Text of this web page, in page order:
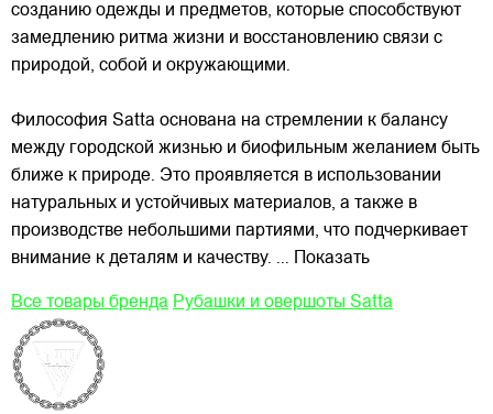
созданию одежды и предметов, которые способствуют
замедлению ритма жизни и восстановлению связи с
природой, собой и окружающими.
Философия Satta основана на стремлении к балансу
между городской жизнью и биофильным желанием быть
ближе к природе. Это проявляется в использовании
натуральных и устойчивых материалов, а также в
производстве небольшими партиями, что подчеркивает
внимание к деталям и качеству. ... Показать
Все товары бренда Рубашки и овершоты Satta